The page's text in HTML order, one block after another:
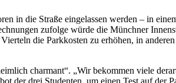
in die Straße eingelassen werden – in
zufolge würde die Münchner
die Parkkosten zu erhöhen, in
charmant“. „Wir bekommen viele
der drei Studenten, um einen Test auf der